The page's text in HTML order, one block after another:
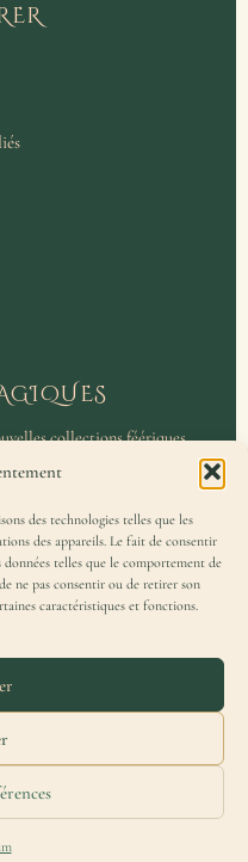
des technologies telles que les
des appareils. Le fait de consentir
telles que le comportement de
ne pas consentir ou de retirer son
caractéristiques et fonctions.
collections féériques
de l'atelier.
et j'ai lu lapolitique de
à l'INPI — Tous droits réservés.